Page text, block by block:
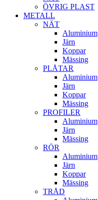
ÖVRIG PLAST
METALL
NÄT
Aluminium
Järn
Koppar
Mässing
PLÅTAR
Aluminium
Järn
Koppar
Mässing
PROFILER
Aluminium
Järn
Mässing
RÖR
Aluminium
Järn
Koppar
Mässing
TRÅD